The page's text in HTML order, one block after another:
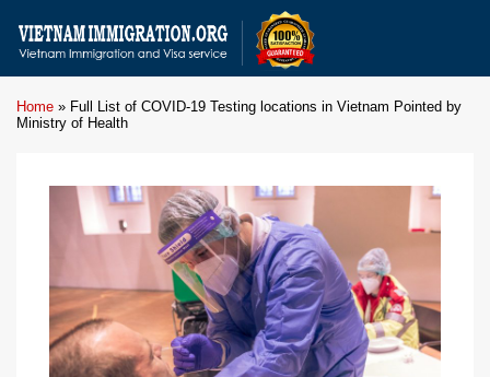
Home » Full List of COVID-19 Testing locations in Vietnam Pointed by
Ministry of Health